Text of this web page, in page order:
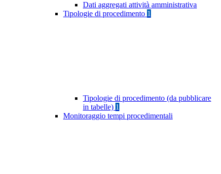
Dati aggregati attività amministrativa
Tipologie di procedimento 1
Tipologie di procedimento (da pubblicare
in tabelle) 1
Monitoraggio tempi procedimentali